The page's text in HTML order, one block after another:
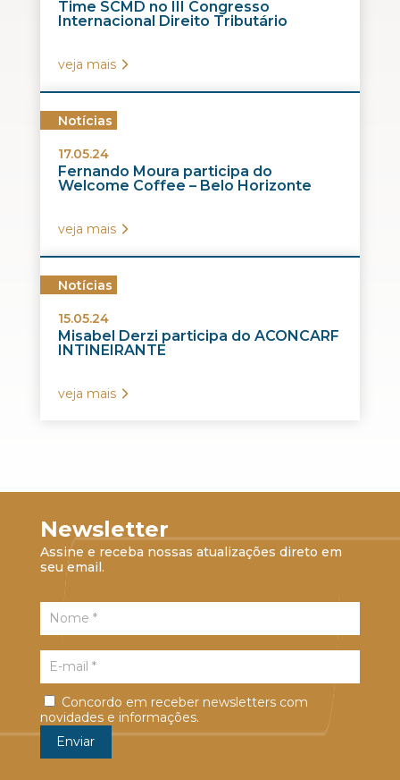
Time SCMD no III Congresso
Internacional Direito Tributário
veja mais
Notícias
17.05.24
Fernando Moura participa do
Welcome Coffee – Belo Horizonte
veja mais
Notícias
15.05.24
Misabel Derzi participa do ACONCARF
INTINEIRANTE
veja mais
Newsletter
Assine e receba nossas atualizações direto em
seu email.
Concordo em receber newsletters com
novidades e informações.